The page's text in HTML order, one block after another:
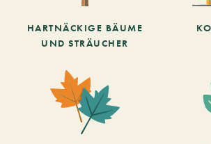
HARTNÄCKIGE BÄUME
UND STRÄUCHER